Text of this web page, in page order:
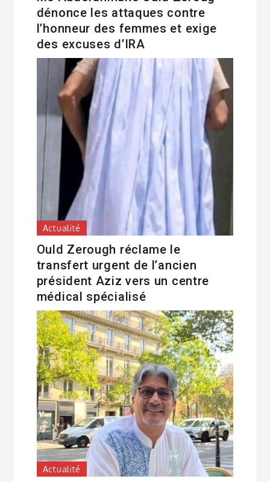
dénonce les attaques contre
l’honneur des femmes et exige
des excuses d’IRA
Actualité
Ould Zerough réclame le
transfert urgent de l’ancien
président Aziz vers un centre
médical spécialisé
Actualité